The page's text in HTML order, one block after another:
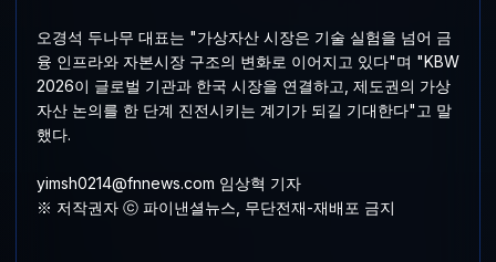
오경석 두나무 대표는 "가상자산 시장은 기술 실험을 넘어 금
융 인프라와 자본시장 구조의 변화로 이어지고 있다"며 "KBW
2026이 글로벌 기관과 한국 시장을 연결하고, 제도권의 가상
자산 논의를 한 단계 진전시키는 계기가 되길 기대한다"고 말
했다.
yimsh0214@fnnews.com 임상혁 기자
※ 저작권자 ⓒ 파이낸셜뉴스, 무단전재-재배포 금지